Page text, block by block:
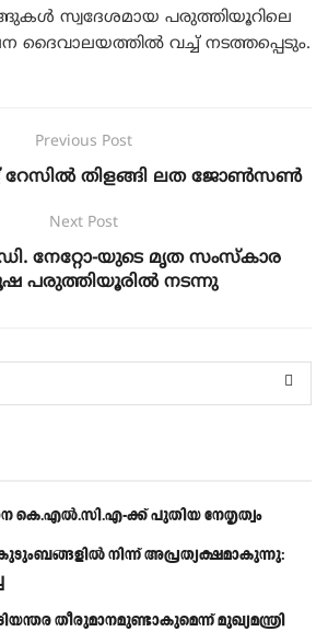
സ്വദേശമായ പരുത്തിയൂറിലെ
ദൈവാലയത്തിൽ വച്ച് നടത്തപ്പെടും.
Previous Post
റേസിൽ തിളങ്ങി ലത ജോൺസൺ
Next Post
നേറ്റോ-യുടെ മൃത സംസ്കാര
പരുത്തിയൂരിൽ നടന്നു
കെ.എൽ.സി.എ-ക്ക് പുതിയ നേതൃത്വം
നിന്ന് അപ്രത്യക്ഷമാകുന്നു:
തീരുമാനമുണ്ടാകുമെന്ന് മുഖ്യമന്ത്രി